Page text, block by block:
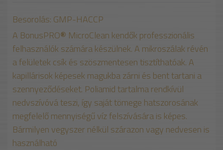
Besorolás: GMP-HACCP
A BonusPRO® MicroClean kendők professzionális
felhasználók számára készülnek. A mikroszálak révén
a felületek csík és szöszmentesen tisztíthatóak. A
kapillárisok képesek magukba zárni és bent tartani a
szennyeződéseket. Poliamid tartalma rendkívül
nedvszívóvá teszi, így saját tömege hatszorosának
megfelelő mennyiségű víz felszívására is képes.
Bármilyen vegyszer nélkül szárazon vagy nedvesen is
használható